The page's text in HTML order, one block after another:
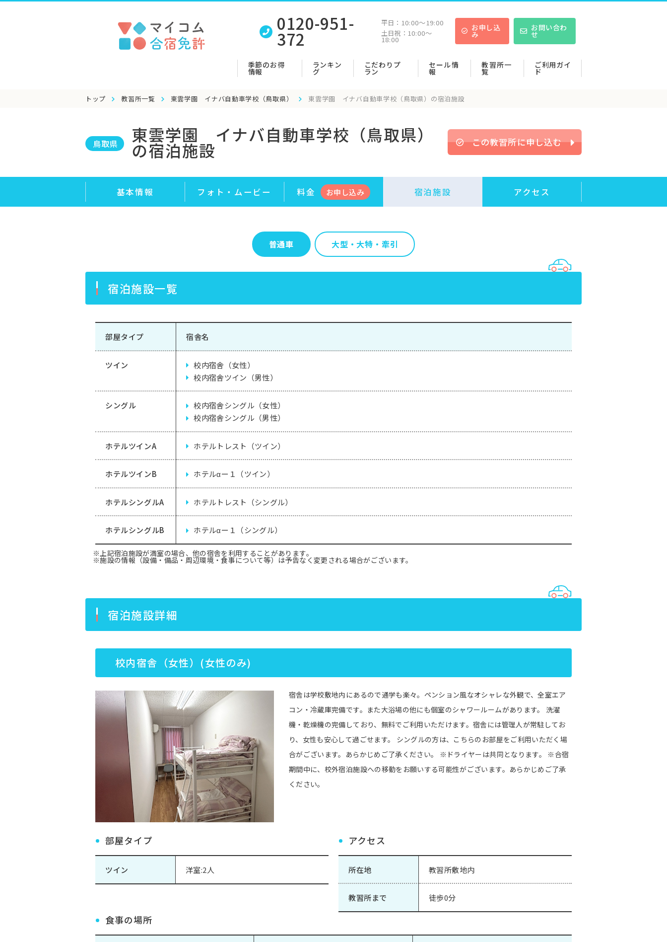
0120-951-
372
平日： 10:00〜19:00
土日祝： 10:00〜
18:00
お申し込
み
お問い合わ
せ
季節のお得
情報
ランキン
グ
こだわりプ
ラン
セール情
報
教習所一
覧
ご利用ガイ
ド
トップ 教習所一覧 東雲学園 イナバ自動車学校（鳥取県） 東雲学園 イナバ自動車学校（鳥取県）の宿泊施設
鳥取県 東雲学園 イナバ自動車学校（鳥取県）
の宿泊施設 この教習所に申し込む
基本情報 フォト・ ムービー 料金 お申 し込み 宿泊施設 アクセス
普通車 大型・大特・牽引
宿泊施設一覧
部屋タイプ 宿舎名
ツイン
校内宿舎（女性）
校内宿舎ツイン（男性）
シングル
校内宿舎シングル（女性）
校内宿舎シングル（男性）
ホテルツインA ホテルトレスト（ツイン）
ホテルツインB ホテルαー１（ツイン）
ホテルシングルA ホテルトレスト（シングル）
ホテルシングルB ホテルαー１（シングル）
※上記宿泊施設が満室の場合、他の宿舎を利用することがあります。
※施設の情報（設備・備品・周辺環境・食事について等）は予告なく変更される場合がございます。
宿泊施設詳細
校内宿舎（女性）(女性のみ)
宿舎は学校敷地内にあるので通学も楽々。ペンション風なオシャレな外観で、全室エア
コン・冷蔵庫完備です。また大浴場の他にも個室のシャワールームがあります。 洗濯
機・乾燥機の完備しており、無料でご利用いただけます。宿舎には管理人が常駐してお
り、女性も安心して過ごせます。 シングルの方は、こちらのお部屋をご利用いただく場
合がございます。あらかじめご了承ください。 ※ドライヤーは共同となります。 ※合宿
期間中に、校外宿泊施設への移動をお願いする可能性がございます。あらかじめご了承
ください。
部屋タイプ
ツイン 洋室:2人
アクセス
所在地 教習所敷地内
教習所まで 徒歩0分
食事の場所